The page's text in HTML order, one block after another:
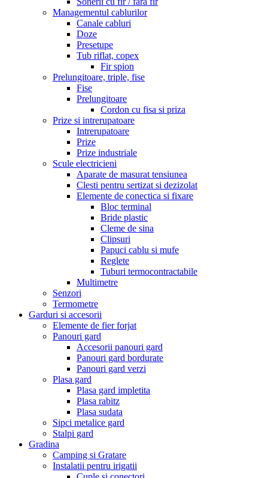
Managementul cablurilor
Canale cabluri
Doze
Presetupe
Tub riflat, copex
Fir spion
Prelungitoare, triple, fise
Fise
Prelungitoare
Cordon cu fisa si priza
Prize si intrerupatoare
Intrerupatoare
Prize
Prize industriale
Scule electricieni
Aparate de masurat tensiunea
Clesti pentru sertizat si dezizolat
Elemente de conectica si fixare
Bloc terminal
Bride plastic
Cleme de sina
Clipsuri
Papuci cablu si mufe
Reglete
Tuburi termocontractabile
Multimetre
Senzori
Termometre
Garduri si accesorii
Elemente de fier forjat
Panouri gard
Accesorii panouri gard
Panouri gard bordurate
Panouri gard verzi
Plasa gard
Plasa gard impletita
Plasa rabitz
Plasa sudata
Sipci metalice gard
Stalpi gard
Gradina
Camping si Gratare
Instalatii pentru irigatii